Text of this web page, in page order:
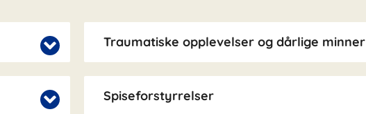
Traumatiske opplevelser og dårlige minner
Spiseforstyrrelser